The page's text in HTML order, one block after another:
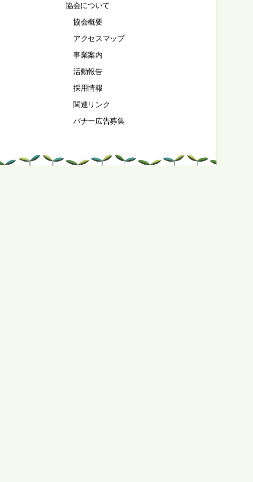
協会について
協会概要
アクセスマップ
事業案内
活動報告
採用情報
関連リンク
バナー広告募集